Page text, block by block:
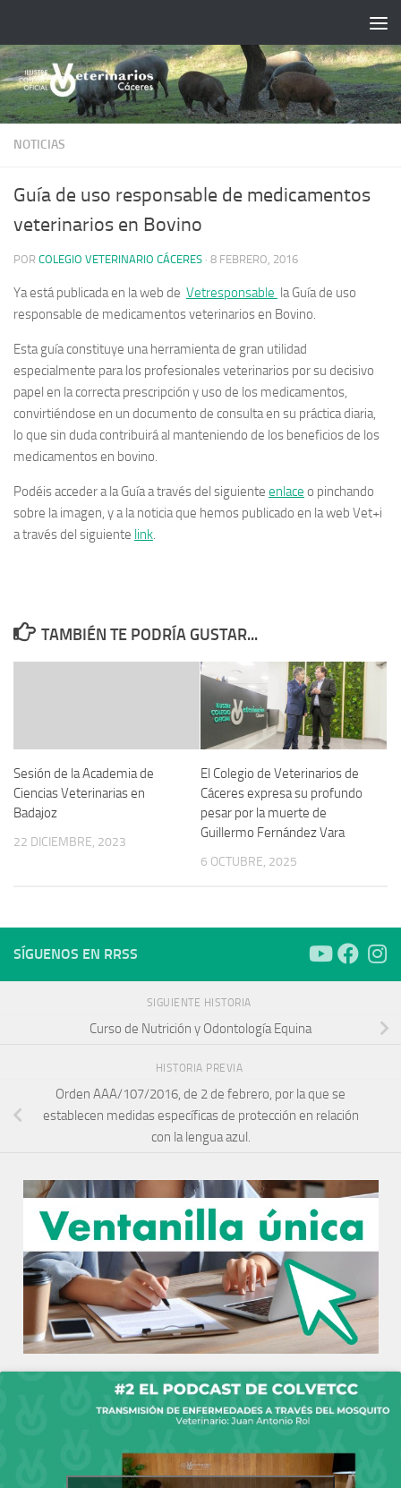
NOTICIAS
Guía de uso responsable de medicamentos
veterinarios en Bovino
POR COLEGIO VETERINARIO CÁCERES · 8 FEBRERO, 2016
Ya está publicada en la web de Vetresponsable la Guía de uso
responsable de medicamentos veterinarios en Bovino
Esta guía constituye una herramienta de gran utilidad
especialmente para los profesionales veterinarios por su decisivo
papel en la correcta prescripción y uso de los medicamentos,
convirtiéndose en un documento de consulta en su práctica diaria,
lo que sin duda contribuirá al manteniendo de los beneficios de los
medicamentos en bovino.
Podéis acceder a la Guía a través del siguiente enlace o pinchando
sobre la imagen, y a la noticia que hemos publicado en la web Vet+i
a través del siguiente link
TAMBIÉN TE PODRÍA GUSTAR...
Sesión de la Academia de
Ciencias Veterinarias en
Badajoz
22 DICIEMBRE, 2023
El Colegio de Veterinarios de
Cáceres expresa su profundo
pesar por la muerte de
Guillermo Fernández Vara
6 OCTUBRE, 2025
SÍGUENOS EN RRSS
SIGUIENTE HISTORIA
Curso de Nutrición y Odontología Equina
HISTORIA PREVIA
Orden AAA/107/2016, de 2 de febrero, por la que se
establecen medidas específicas de protección en relación
con la lengua azul.